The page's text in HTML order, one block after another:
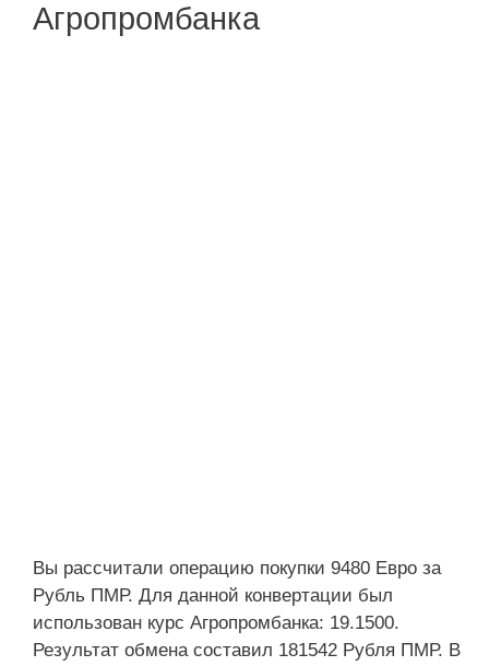
Агропромбанка
Вы рассчитали операцию покупки 9480 Евро за
Рубль ПМР. Для данной конвертации был
использован курс Агропромбанка: 19.1500.
Результат обмена составил 181542 Рубля ПМР. В